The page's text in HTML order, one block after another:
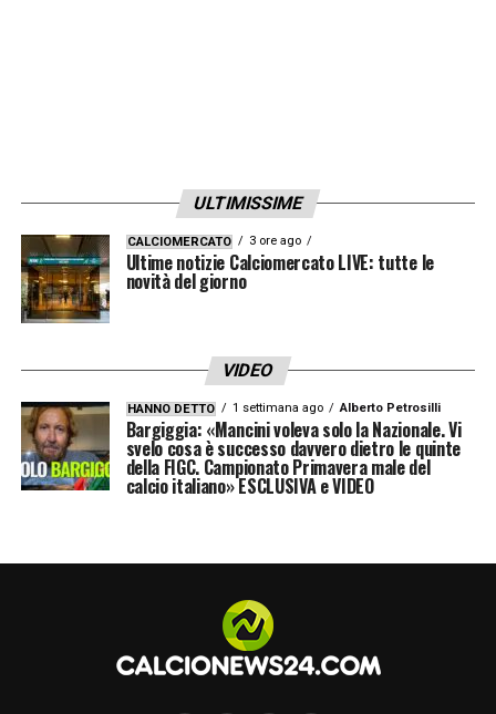
quindici anni ho debuttato fra i
professionisti, lui a sedici. Sono maturato in
fretta, anche lui ha sempre anteposto gli
interessi della squadra a quelli personali. Io
ho fatto altrettanto. Non gioco per i gol o gli
assist, conta solo la squadra».
VIEIRA TI RENDE UN GIOCATORE MIGLIORE
– «Puoi sempre crescere nel calcio, non
esiste il discorso anagrafico. Sto imparando
concetti che mai avevo sviluppato con i
sul piano dell’intensità degli allenamenti. In
Arabia Saudita, a causa del caldo, il ritmo era
DOMANI GENOA-LECCE APRIRÀ IL
ULTIMISSIME
CALCIOMERCATO 3 ore ago
Ultime notizie Calciomercato LIVE: tutte le
novità del giorno
VIDEO
HANNO DETTO 1 settimana ago Alberto Petrosilli
Bargiggia: «Mancini voleva solo la Nazionale. Vi
svelo cosa è successo davvero dietro le quinte
della FIGC. Campionato Primavera male del
calcio italiano» ESCLUSIVA e VIDEO